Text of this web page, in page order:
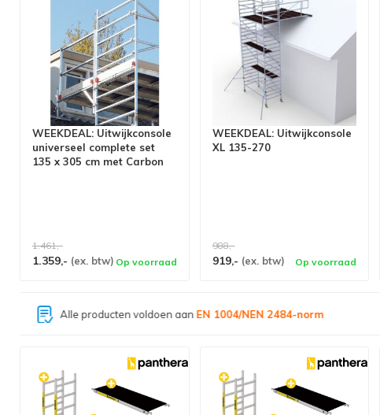
WEEKDEAL: Uitwijkconsole
universeel complete set
135 x 305 cm met Carbon
1.461,-
1.359,- (ex. btw) Op voorraad
WEEKDEAL: Uitwijkconsole
XL 135-270
988,-
919,- (ex. btw) Op voorraad
Grootste assortiment vanNederland